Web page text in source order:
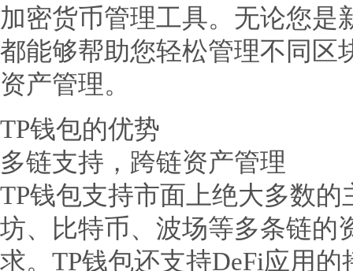
加密货币管理工具。无论您是
都能够帮助您轻松管理不同区
资产管理。
TP钱包的优势
多链支持，跨链资产管理
TP钱包支持市面上绝大多数
坊、比特币、波场等多条链的
求。TP钱包还支持DeFi应用